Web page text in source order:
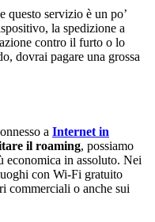
questo servizio è un po’
la spedizione a
contro il furto o lo
dovrai pagare una grossa
a Internet in
il roaming, possiamo
economica in assoluto. Nei
con Wi-Fi gratuito
commerciali o anche sui